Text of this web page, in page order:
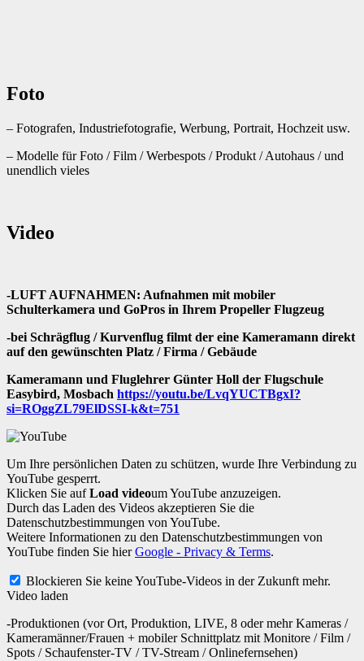
Foto
– Fotografen, Industriefotografie, Werbung, Portrait, Hochzeit usw.
– Modelle für Foto / Film / Werbespots / Produkt / Autohaus / und
unendlich vieles
Video
-LUFT AUFNAHMEN: Aufnahmen mit mobiler
Schulterkamera und GoPros in Ihrem Propeller Flugzeug
-bei Schrägflug / Kurvenflug filmt der eine Kameramann direkt
auf den gewünschten Platz / Firma / Gebäude
Kameramann und Fluglehrer Günter Holl der Flugschule
Easybird, Mosbach https://youtu.be/LvqYUCTBgxI?
si=ROggZL79ElDSSI-k&t=751
Um Ihre persönlichen Daten zu schützen, wurde Ihre Verbindung zu
YouTube gesperrt.
Klicken Sie aufLoad videoum YouTube anzuzeigen.
Durch das Laden des Videos akzeptieren Sie die
Datenschutzbestimmungen von YouTube.
Weitere Informationen zu den Datenschutzbestimmungen von
YouTube finden Sie hierGoogle - Privacy & Terms.
Blockieren Sie keine YouTube-Videos in der Zukunft mehr.
Video laden
-Produktionen (vor Ort, Produktion, LIVE, 8 oder mehr Kameras /
Kameramänner/Frauen + mobiler Schnittplatz mit Monitore / Film /
Spots / Schaufenster-TV / TV-Stream / Onlinefernsehen)